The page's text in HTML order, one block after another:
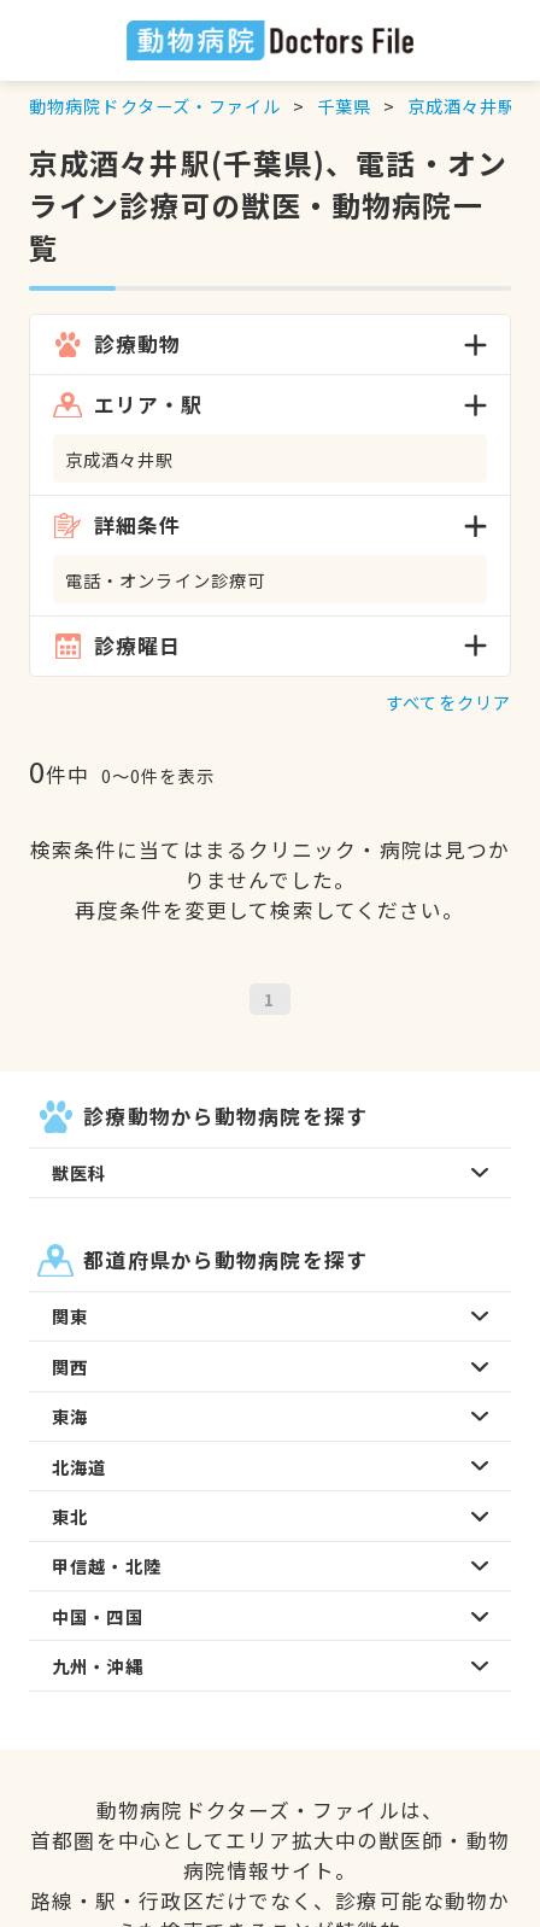
動物病院ドクターズ・ファイル 千葉県 京成酒々井駅
京成酒々井駅(千葉県)、電話・オン
ライン診療可の獣医・動物病院一
覧
診療動物
エリア・駅
京成酒々井駅
詳細条件
電話・オンライン診療可
診療曜日
すべてをクリア
0件中 0〜0件を表示
検索条件に当てはまるクリニック・病院は見つか
りませんでした。
再度条件を変更して検索してください。
1
診療動物から動物病院を探す
獣医科
都道府県から動物病院を探す
関東
関西
東海
北海道
東北
甲信越・北陸
中国・四国
九州・沖縄
動物病院ドクターズ・ファイルは、
首都圏を中心としてエリア拡大中の獣医師・動物
病院情報サイト。
路線・駅・行政区だけでなく、診療可能な動物か